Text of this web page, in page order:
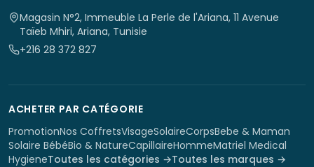
Magasin N°2, Immeuble La Perle de l'Ariana, 11 Avenue
Taïeb Mhiri, Ariana, Tunisie
+216 28 372 827
ACHETER PAR CATÉGORIE
PromotionNos CoffretsVisageSolaireCorpsBebe & Maman
Solaire BébéBio & NatureCapillaireHommeMatriel Medical
HygieneToutes les catégories →Toutes les marques →